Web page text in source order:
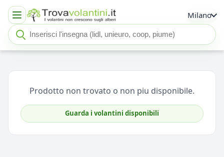
Milano
Cerca insegna o negozio
Seleziona un'insegna
Prodotto non trovato o non piu disponibile.
Guarda i volantini disponibili